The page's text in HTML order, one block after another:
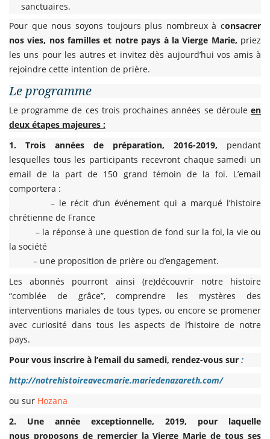
sanctuaires.
Pour que nous soyons toujours plus nombreux à consacrer
nos vies, nos familles et notre pays à la Vierge Marie, priez
les uns pour les autres et invitez dès aujourd’hui vos amis à
rejoindre cette intention de prière.
Le programme
Le programme de ces trois prochaines années se déroule en
deux étapes majeures :
1. Trois années de préparation, 2016-2019, pendant
lesquelles tous les participants recevront chaque samedi un
email de la part de 150 grand témoin de la foi. L’email
comportera :
– le récit d’un événement qui a marqué l’histoire
chrétienne de France
– la réponse à une question de fond sur la foi, la vie ou
la société
– une proposition de prière ou d’engagement.
Les abonnés pourront ainsi (re)découvrir notre histoire
“comblée de grâce”, comprendre les mystères des
interventions mariales de tous types, ou encore se promener
avec curiosité dans tous les aspects de l’histoire de notre
pays.
Pour vous inscrire à l’email du samedi, rendez-vous sur :
http://notrehistoireavecmarie.mariedenazareth.com/
ou sur Hozana
2. Une année exceptionnelle, 2019, pour laquelle
nous proposons de remercier la Vierge Marie de tous ses